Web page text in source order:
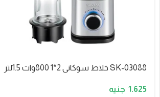
SK-03088 خلاط سوكانى 2*1 800وات 1.5لتر
1.625